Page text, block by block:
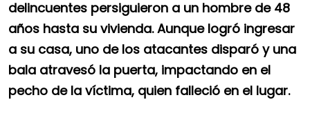
delincuentes persiguieron a un hombre de 48
años hasta su vivienda. Aunque logró ingresar
a su casa, uno de los atacantes disparó y una
bala atravesó la puerta, impactando en el
pecho de la víctima, quien falleció en el lugar.